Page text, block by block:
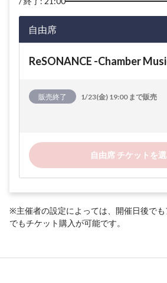
自由席
ReSONANCE -Chamber
販売終了 1/23(金) 19:00 まで販売
自由席 チケットを
※主催者の設定によっては、開催日後で
でもチケット購入が可能です。